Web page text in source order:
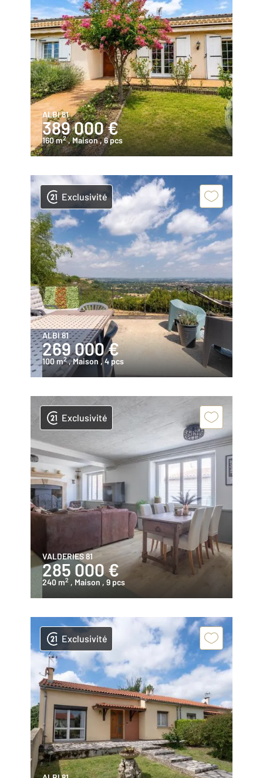
ALBI 81
389 000 €
160 m2 , Maison, 6 pcs
Exclusivité
ALBI 81
269 000 €
100 m2 , Maison , 4 pcs
Exclusivité
VALDERIES 81
285 000 €
240 m2 , Maison , 9 pcs
Exclusivité